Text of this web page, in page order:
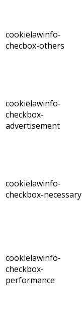
cookielawinfo-
checbox-others
cookielawinfo-
checkbox-
advertisement
cookielawinfo-
checkbox-necessary
cookielawinfo-
checkbox-
performance